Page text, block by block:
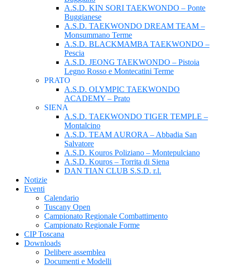
A.S.D. KIN SORI TAEKWONDO – Ponte
Buggianese
A.S.D. TAEKWONDO DREAM TEAM –
Monsummano Terme
A.S.D. BLACKMAMBA TAEKWONDO –
Pescia
A.S.D. JEONG TAEKWONDO – Pistoia
Legno Rosso e Montecatini Terme
PRATO
A.S.D. OLYMPIC TAEKWONDO
ACADEMY – Prato
SIENA
A.S.D. TAEKWONDO TIGER TEMPLE –
Montalcino
A.S.D. TEAM AURORA – Abbadia San
Salvatore
A.S.D. Kouros Poliziano – Montepulciano
A.S.D. Kouros – Torrita di Siena
DAN TIAN CLUB S.S.D. r.l.
Notizie
Eventi
Calendario
Tuscany Open
Campionato Regionale Combattimento
Campionato Regionale Forme
CIP Toscana
Downloads
Delibere assemblea
Documenti e Modelli